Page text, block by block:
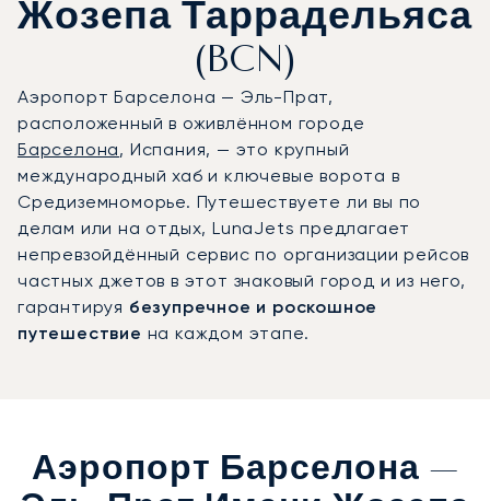
Жозепа Таррадельяса
(BCN)
Аэропорт Барселона — Эль-Прат,
расположенный в оживлённом городе
Барселона, Испания, — это крупный
международный хаб и ключевые ворота в
Средиземноморье. Путешествуете ли вы по
делам или на отдых, LunaJets предлагает
непревзойдённый сервис по организации рейсов
частных джетов в этот знаковый город и из него,
гарантируя безупречное и роскошное
путешествие на каждом этапе.
Аэропорт Барселона —